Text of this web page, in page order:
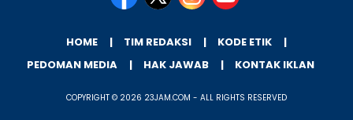
HOME TIM REDAKSI
KODE ETIK
PEDOMAN MEDIA
HAK JAWAB KONTAK IKLAN
COPYRIGHT © 2026 23JAM.COM - ALL RIGHTS RESERVED